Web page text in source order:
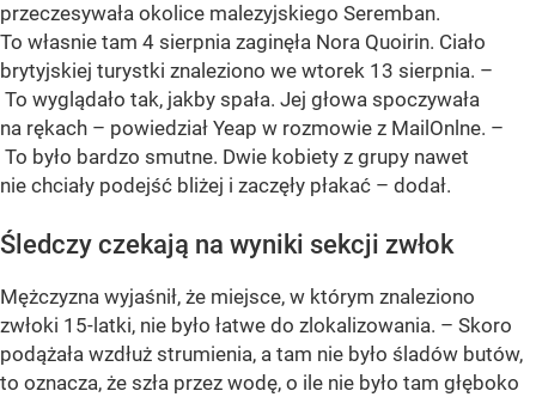
przeczesywała okolice malezyjskiego Seremban.
To własnie tam 4 sierpnia zaginęła Nora Quoirin. Ciało
brytyjskiej turystki znaleziono we wtorek 13 sierpnia. –
To wyglądało tak, jakby spała. Jej głowa spoczywała
na rękach – powiedział Yeap w rozmowie z MailOnlne. –
To było bardzo smutne. Dwie kobiety z grupy nawet
nie chciały podejść bliżej i zaczęły płakać – dodał.
Śledczy czekają na wyniki sekcji zwłok
Mężczyzna wyjaśnił, że miejsce, w którym znaleziono
zwłoki 15-latki, nie było łatwe do zlokalizowania. – Skoro
podążała wzdłuż strumienia, a tam nie było śladów butów,
to oznacza, że szła przez wodę, o ile nie było tam głęboko